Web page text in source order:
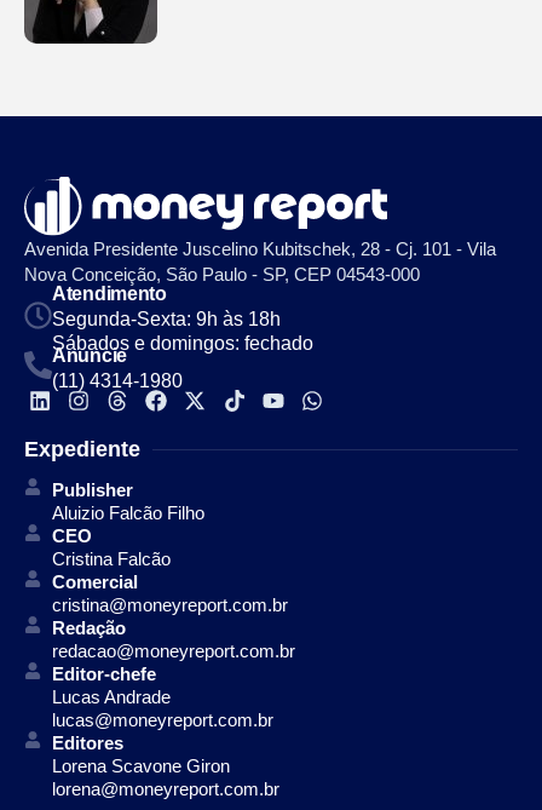
Avenida Presidente Juscelino Kubitschek, 28 - Cj. 101 - Vila
Nova Conceição, São Paulo - SP, CEP 04543-000
Atendimento
Segunda-Sexta: 9h às 18h
Sábados e domingos: fechado
Anuncie
(11) 4314-1980
Expediente
Publisher
Aluizio Falcão Filho
CEO
Cristina Falcão
Comercial
cristina@moneyreport.com.br
Redação
redacao@moneyreport.com.br
Editor-chefe
Lucas Andrade
lucas@moneyreport.com.br
Editores
Lorena Scavone Giron
lorena@moneyreport.com.br